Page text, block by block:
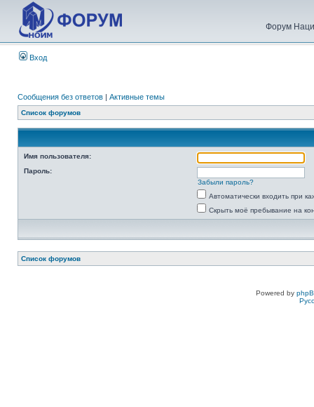
Форум
Вход
Сообщения без ответов | Активные темы
Список форумов
Имя пользователя:
Пароль:
Забыли пароль?
Автоматически входить при
Скрыть моё пребывание на
Список форумов
Powered by